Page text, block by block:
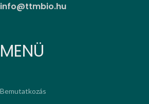
info@ttmbio.hu
MENÜ
Bemutatkozás